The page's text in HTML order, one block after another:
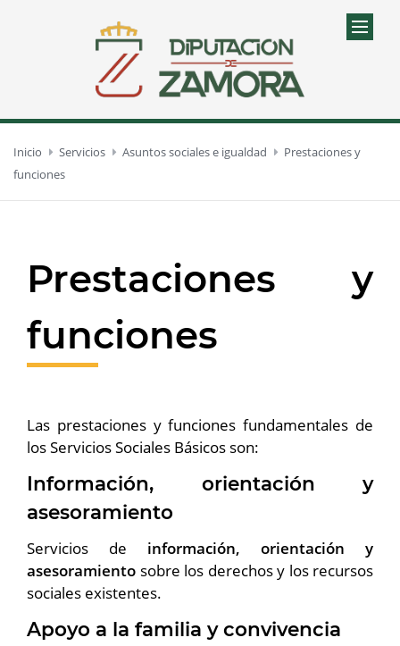
Inicio Servicios Asuntos sociales e igualdad
Prestaciones y
funciones
Prestaciones y
funciones
Las prestaciones y funciones fundamentales de
los Servicios Sociales Básicos son:
Información, orientación y
asesoramiento
Servicios de información, orientación y
asesoramiento sobre los derechos y los recursos
sociales existentes.
Apoyo a la familia y convivencia